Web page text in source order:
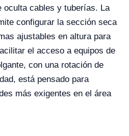
oculta cables y tuberías. La
configurar la sección seca
ajustables en altura para
el acceso a equipos de
con una rotación de
está pensado para
más exigentes en el área